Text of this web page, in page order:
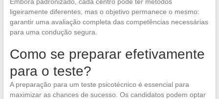
ligeiramente diferentes, mas o objetivo permanece o mesmo:
garantir uma avaliação completa das competências necessárias
para uma condução segura.
Como se preparar efetivamente
para o teste?
A preparação para um teste psicotécnico é essencial para
maximizar as chances de sucesso. Os candidatos podem optar